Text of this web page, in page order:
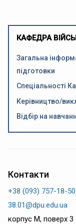
КАФЕДРА
Загальна
підготовки
Спеціальності
Керівництво/
Відбір на
Контакти
+38 (093) 757-18-50
38.01@dpu.edu.ua
корпус М, поверх 3